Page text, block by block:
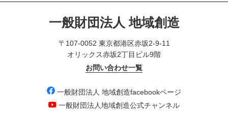
一般財団法人 地域創造
〒107-0052 東京都港区赤坂2-9-11
オリックス赤坂2丁目ビル9階
お問い合わせ一覧
一般財団法人 地域創造facebookページ
一般財団法人地域創造公式チャンネル